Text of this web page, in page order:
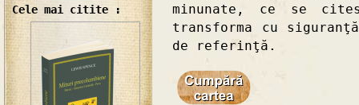
Cele mai citite :
minunate, ce se
transforma cu
de referinţă.